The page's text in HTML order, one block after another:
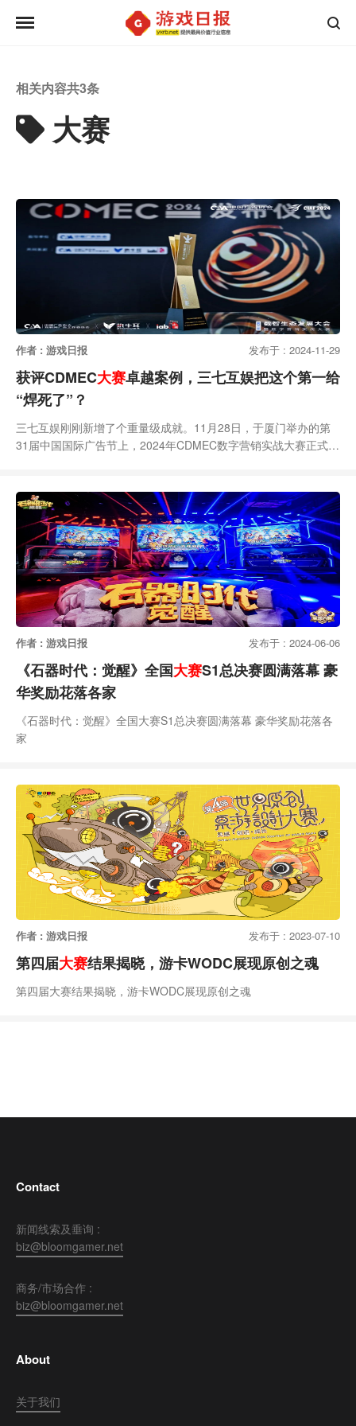
相关内容共3条
大赛
作者 : 游戏日报 发布于 : 2024-11-29
获评CDMEC大赛卓越案例，三七互娱把这个第一给
“焊死了”？
三七互娱刚刚新增了个重量级成就。11月28日，于厦门举办的第
31届中国国际广告节上，2024年CDMEC数字营销实战大赛正式公
（Gold）。据悉，CDMEC大赛由中国广告协会指导，已连续举办
3年，仅本届就收到了1012余家品牌和企业提交的2268件参赛作
品，整个筛选评审流程历时
作者 : 游戏日报 发布于 : 2024-06-06
《石器时代：觉醒》全国大赛S1总决赛圆满落幕 豪
华奖励花落各家
《石器时代：觉醒》全国大赛S1总决赛圆满落幕 豪华奖励花落各
家
作者 : 游戏日报 发布于 : 2023-07-10
第四届大赛结果揭晓，游卡WODC展现原创之魂
第四届大赛结果揭晓，游卡WODC展现原创之魂
Contact
新闻线索及垂询 :
biz@bloomgamer.net
商务/市场合作 :
biz@bloomgamer.net
About
关于我们